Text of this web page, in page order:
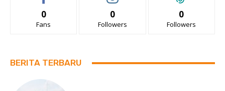
0
Fans
0
Followers
0
Followers
BERITA TERBARU